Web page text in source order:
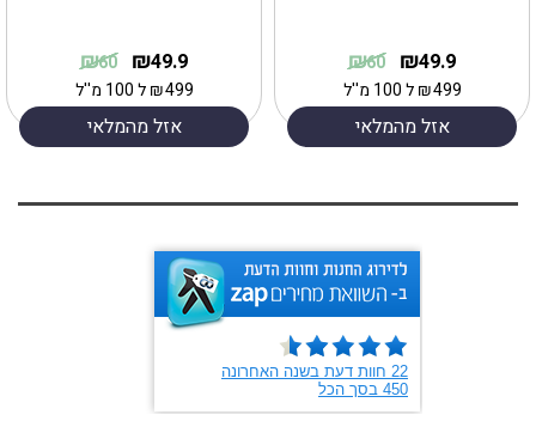
49.9
₪
60
₪
499
₪ל 100 מ''ל
אזל מהמלאי
49.9
₪
60
₪
499
₪ל 100 מ''ל
אזל מהמלאי